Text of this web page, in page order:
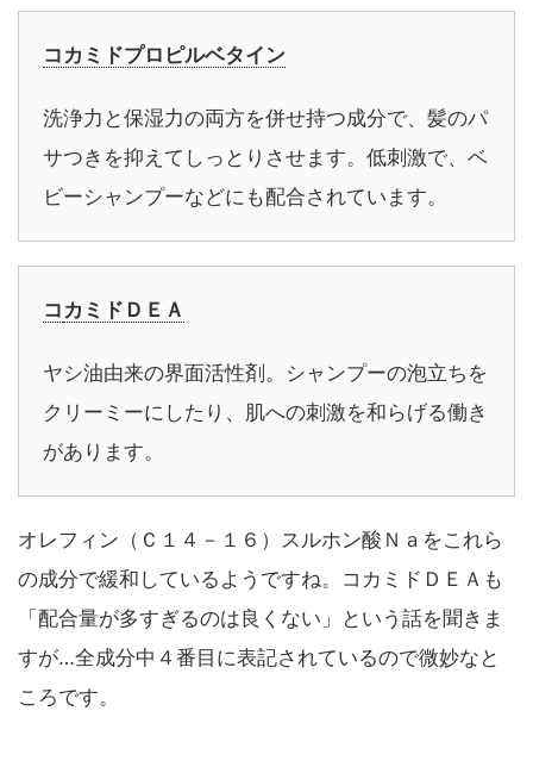
コカミドプロピルベタイン
洗浄力と保湿力の両方を併せ持つ成分で、髪のパ
サつきを抑えてしっとりさせます。低刺激で、ベ
ビーシャンプーなどにも配合されています。
コ カミドＤＥＡ
ヤシ油由来の界面活性剤。シャンプーの泡立ちを
クリーミーにしたり、肌への刺激を和らげる働き
があります。
オレフィン（Ｃ１４－１６）スルホン酸Ｎａをこれら
の成分で緩和しているようですね。コカミドＤＥＡも
「配合量が多すぎるのは良くない」という話を聞きま
すが…全成分中４番目に表記されているので微妙なと
ころです。